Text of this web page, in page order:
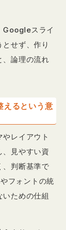
Googleスライ
せず、作り
、論理の流れ
えるという意
レイアウト
、見やすい資
、判断基準で
フォントの統
ための仕組